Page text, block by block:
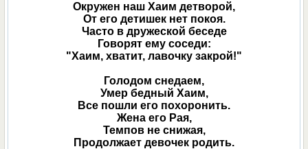
Окружен наш Хаим детворой,
От его детишек нет покоя.
Часто в дружеской беседе
Говорят ему соседи:
"Хаим, хватит, лавочку закрой!"
Голодом снедаем,
Умер бедный Хаим,
Все пошли его похоронить.
Жена его Рая,
Темпов не снижая,
Продолжает девочек родить.